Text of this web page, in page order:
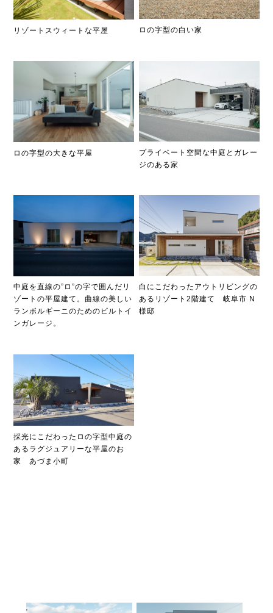
リゾートスウィートな平屋 ロの字型の白い家
ロの字型の大きな平屋
プライベート空間な中庭とガレー
ジのある家
中庭を直線の”ロ”の字で囲んだリ
ゾートの平屋建て。曲線の美しい
ランボルギーニのためのビルトイ
ンガレージ。
白にこだわったアウトリビングの
あるリゾート2階建て 岐阜市 N
様邸
採光にこだわったロの字型中庭の
あるラグジュアリーな平屋のお
家 あづま小町